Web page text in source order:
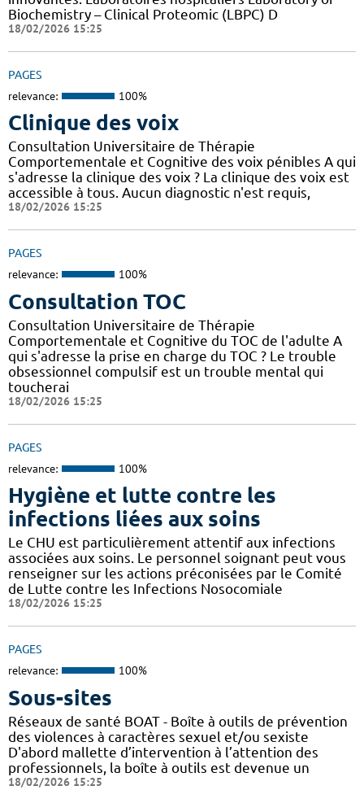
Biochemistry – Clinical Proteomic (LBPC) D
18/02/2026 15:25
PAGES
relevance: 100%
Clinique des voix
Consultation Universitaire de Thérapie
Comportementale et Cognitive des voix pénibles A qui
s'adresse la clinique des voix ? La clinique des voix est
accessible à tous. Aucun diagnostic n'est requis,
18/02/2026 15:25
PAGES
relevance: 100%
Consultation TOC
Consultation Universitaire de Thérapie
Comportementale et Cognitive du TOC de l'adulte A
qui s'adresse la prise en charge du TOC ? Le trouble
obsessionnel compulsif est un trouble mental qui
toucherai
18/02/2026 15:25
PAGES
relevance: 100%
Hygiène et lutte contre les
infections liées aux soins
Le CHU est particulièrement attentif aux infections
associées aux soins. Le personnel soignant peut vous
renseigner sur les actions préconisées par le Comité
de Lutte contre les Infections Nosocomiale
18/02/2026 15:25
PAGES
relevance: 100%
Sous-sites
Réseaux de santé BOAT - Boîte à outils de prévention
des violences à caractères sexuel et/ou sexiste
D'abord mallette d’intervention à l’attention des
professionnels, la boîte à outils est devenue un
18/02/2026 15:25